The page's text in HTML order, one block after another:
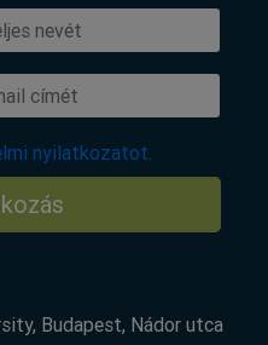
nyilatkozatot.
Budapest, Nádor utca